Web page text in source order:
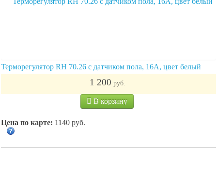
Терморегулятор RH 70.26 с датчиком пола, 16А, цвет белый
1 200 руб.
В корзину
Цена по карте: 1140 руб.